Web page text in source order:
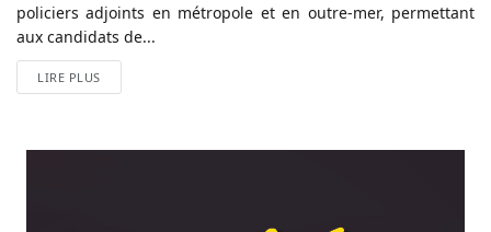
policiers adjoints en métropole et en outre-mer, permettant
aux candidats de...
LIRE PLUS